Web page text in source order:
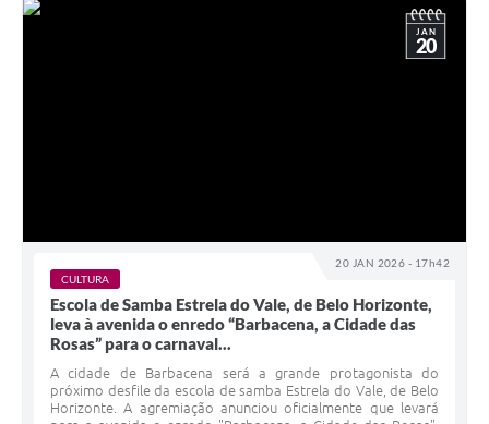
20 JAN 2026 - 17h42
JAN
20
CULTURA
Escola de Samba Estrela do Vale, de Belo Horizonte,
leva à avenida o enredo “Barbacena, a Cidade das
Rosas” para o carnaval...
A cidade de Barbacena será a grande protagonista do
próximo desfile da escola de samba Estrela do Vale, de Belo
Horizonte. A agremiação anunciou oficialmente que levará